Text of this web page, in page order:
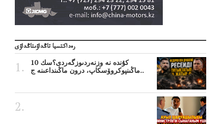
رەداكتسيا تاڭداۋىتاڭداۋى
10 كۇندە نە وزنەردىوزگەردى؟سك
ماڭىنپوكروۆسكاپ، درون ماڭىنداعىنە ج..